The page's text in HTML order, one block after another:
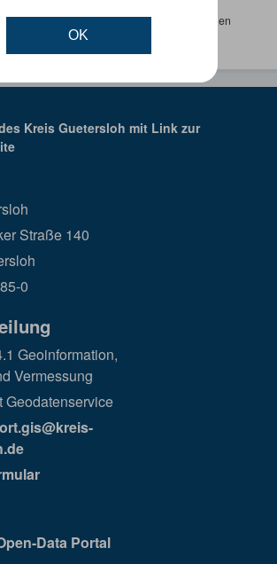
OK
Datensätze? Wenden Sie sich bitte an einen
support.gis@kreis-guetersloh.de
Straße 140
0
Geoinformation,
Vermessung
Geodatenservice
Data Portal